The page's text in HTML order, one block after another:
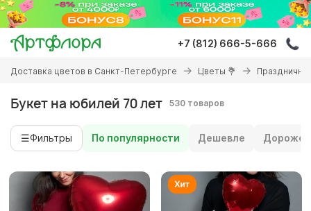
Перейти
основному
содержанию
+7 (812) 666-5-666
Вы
здесь
Доставка цветов в Санкт-Петербурге Цветы 💐
Букет на юбилей 70 лет 530 товаров
☰Фильтры По популярности Дешевле Дороже